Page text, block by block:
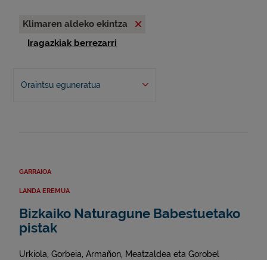
Klimaren aldeko ekintza
Iragazkiak berrezarri
Oraintsu eguneratua
GARRAIOA
LANDA EREMUA
Bizkaiko Naturagune Babestuetako
pistak
Urkiola, Gorbeia, Armañon, Meatzaldea eta Gorobel